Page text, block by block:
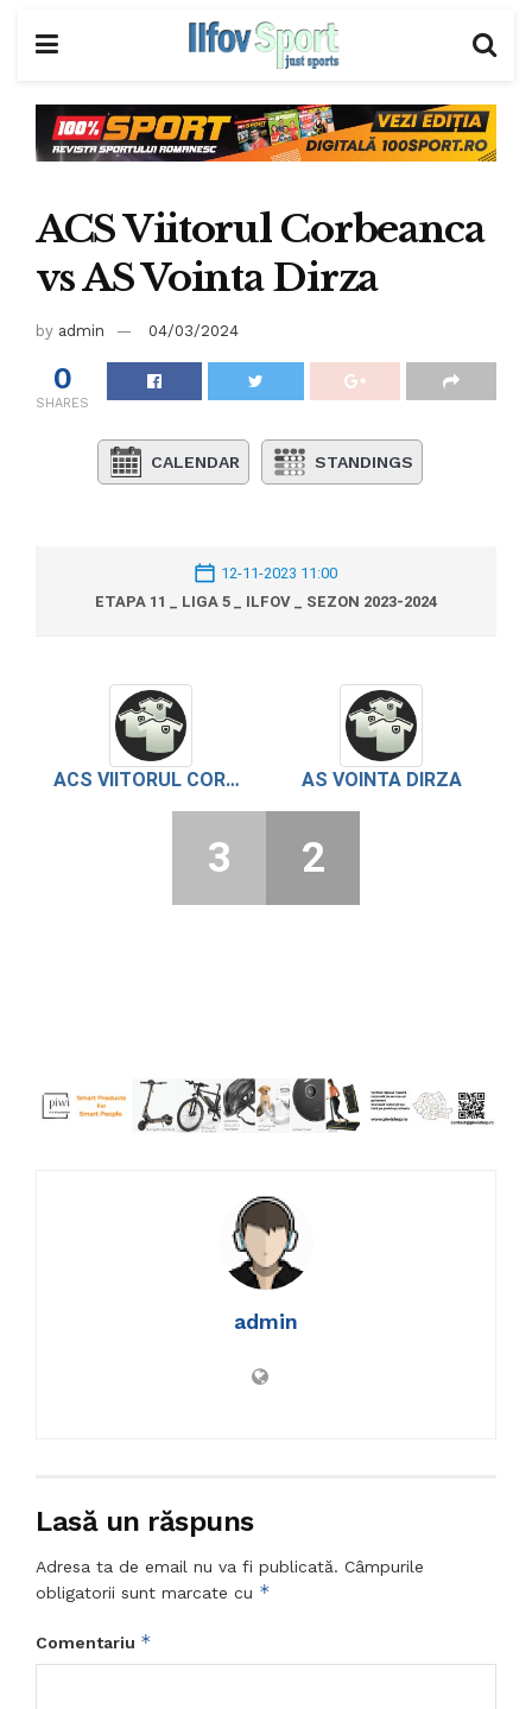
ACS Viitorul Corbeanca
vs AS Vointa Dirza
by admin 04/03/2024
0
SHARES
CALENDAR STANDINGS
12-11-2023 11:00
ETAPA 11 _ LIGA 5 _ ILFOV _ SEZON 2023-2024
ACS VIITORUL CORBEANCA AS VOINTA DIRZA
3 2
admin
Lasă un răspuns
Adresa ta de email nu va fi publicată. Câmpurile
obligatorii sunt marcate cu *
Comentariu *